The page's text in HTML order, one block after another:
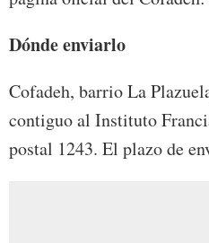
Dónde enviarlo
Cofadeh, barrio La
contiguo al Instituto
postal 1243. El plazo de